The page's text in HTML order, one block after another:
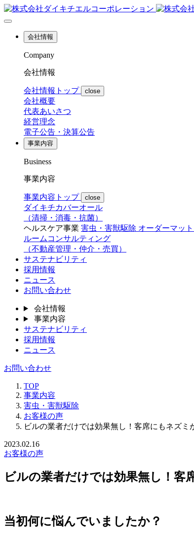
会社情報
Company
会社情報
会社情報トップ close
会社概要
代表あいさつ
経営理念
電子公告・決算公告
事業内容
Business
事業内容
事業内容トップ close
ダイキチカバーオール
（清掃・消毒・抗菌）
ヘルスケア事業 害虫・害獣駆除 オーダーマッ
ルームコンサルティング
（不動産管理・仲介・売買）
サステナビリティ
採用情報
ニュース
お問い合わせ
会社情報
事業内容
サステナビリティ
採用情報
ニュース
お問い合わせ
TOP
事業内容
害虫・害獣駆除
お客様の声
ビルの業者だけでは効果無し！客席にもネズミ
2023.02.16
お客様の声
ビルの業者だけでは効果無し！客
当初何に悩んでいましたか？